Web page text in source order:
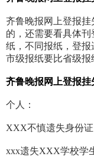
齐鲁晚报网上登报挂
的，还需要看具体
纸，不同报纸，登
市级报纸要比省级报
齐鲁晚报网上登报挂
个人：
XXX不慎遗失身份
xxx遗失XXX学校学